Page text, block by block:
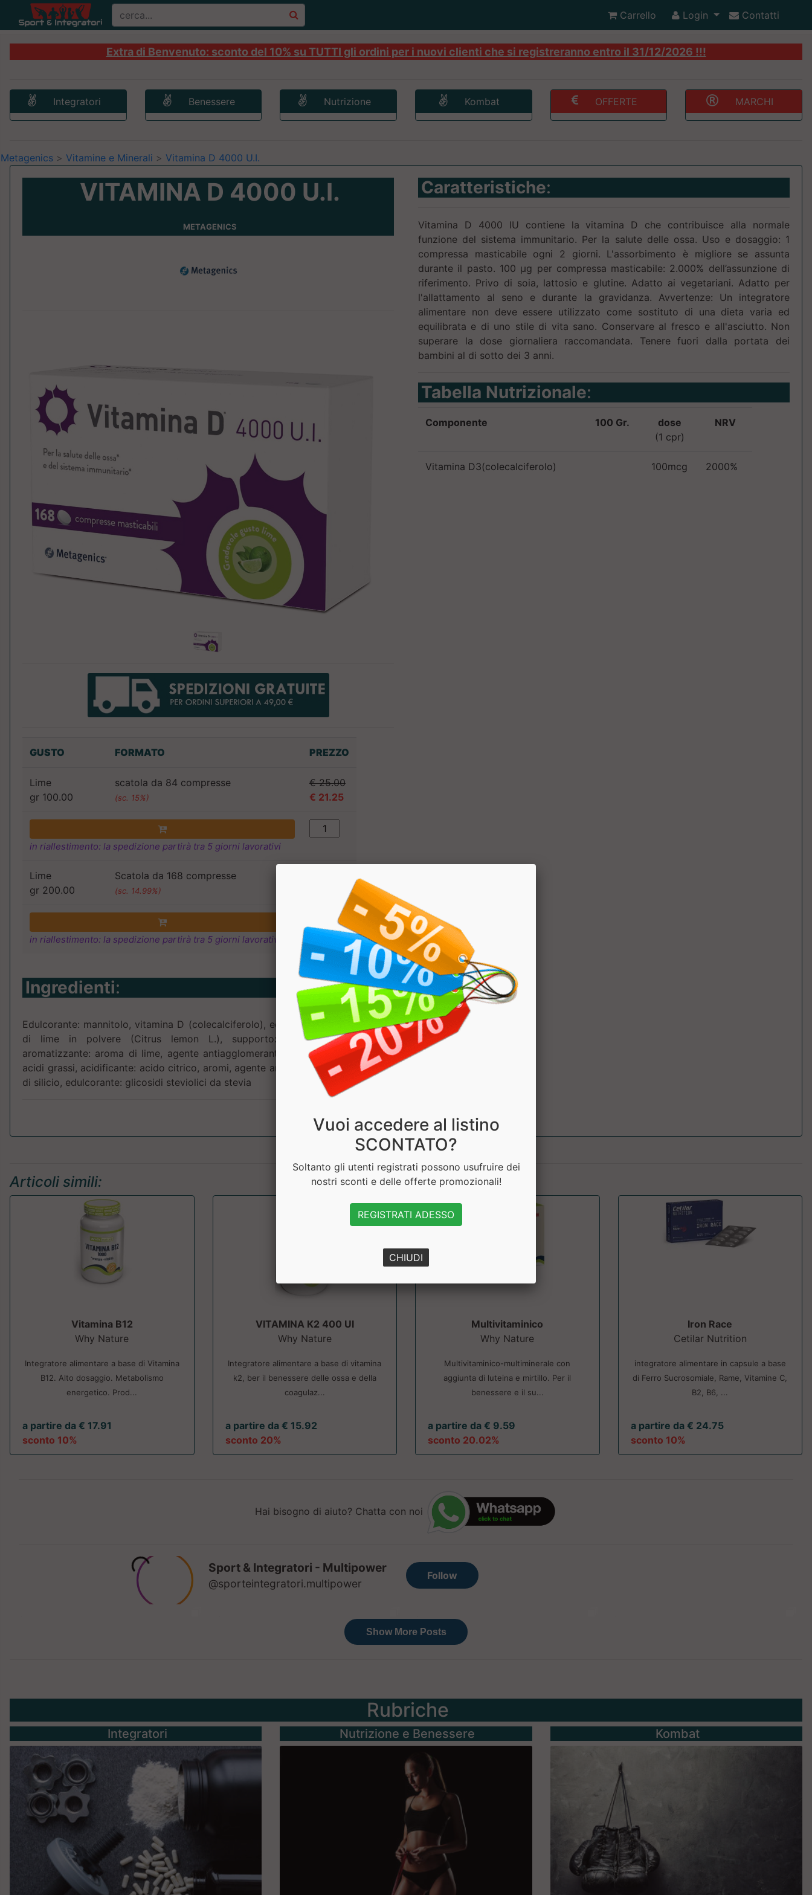
Carrello Login Contatti
Extra di Benvenuto: sconto del 10% su TUTTI gli ordini per i nuovi clienti che si registreranno entro il 31/12/2026 !!!
Integratori Benessere Nutrizione Kombat OFFERTE MARCHI
Metagenics > Vitamine e Minerali > Vitamina D 4000 U.I.
VITAMINA D 4000 U.I.
METAGENICS
GUSTO FORMATO PREZZO
Lime
gr 100.00
scatola da 84 compresse
(sc. 15%)
€ 25.00
€ 21.25
in riallestimento: la spedizione partirà tra 5 giorni lavorativi
Lime
gr 200.00
Scatola da 168 compresse
(sc. 14.99%)
in riallestimento: la spedizione partirà tra 5 giorni lavorativi
Ingredienti:
Edulcorante: mannitolo, vitamina D (colecalciferolo), edulcorante: xilitolo, succo
di lime in polvere (Citrus lemon L.), supporto: idrossi-propil-cellulosa,
aromatizzante: aroma di lime, agente antiagglomerante: sali di magnesio degli
acidi grassi, acidificante: acido citrico, aromi, agente antiagglomerante: biossido
di silicio, edulcorante: glicosidi steviolici da stevia
Caratteristiche:
Vitamina D 4000 IU contiene la vitamina D che contribuisce alla normale
funzione del sistema immunitario. Per la salute delle ossa. Uso e dosaggio: 1
compressa masticabile ogni 2 giorni. L'assorbimento è migliore se assunta
durante il pasto. 100 μg per compressa masticabile: 2.000% dell’assunzione di
riferimento. Privo di soia, lattosio e glutine. Adatto ai vegetariani. Adatto per
l'allattamento al seno e durante la gravidanza. Avvertenze: Un integratore
alimentare non deve essere utilizzato come sostituto di una dieta varia ed
equilibrata e di uno stile di vita sano. Conservare al fresco e all'asciutto. Non
superare la dose giornaliera raccomandata. Tenere fuori dalla portata dei
bambini al di sotto dei 3 anni.
Tabella Nutrizionale:
Componente 100 Gr.
dose
(1 cpr)
NRV
Vitamina D3(colecalciferolo) 100mcg 2000%
Articoli simili:
Vitamina B12
Why Nature
Integratore alimentare a base di Vitamina
B12. Alto dosaggio. Metabolismo
energetico. Prod...
a partire da € 17.91
sconto 10%
VITAMINA K2 400 UI
Why Nature
Integratore alimentare a base di vitamina
k2, ber il benessere delle ossa e della
coagulaz...
a partire da € 15.92
sconto 20%
Multivitaminico
Why Nature
Multivitaminico-multiminerale con
aggiunta di luteina e mirtillo. Per il
benessere e il su...
a partire da € 9.59
sconto 20.02%
Iron Race
Cetilar Nutrition
integratore alimentare in capsule a base
di Ferro Sucrosomiale, Rame, Vitamine C,
B2, B6, ...
a partire da € 24.75
sconto 10%
Hai bisogno di aiuto? Chatta con noi
Rubriche
Integratori Nutrizione e Benessere Kombat
Vuoi accedere al listino
SCONTATO?
Soltanto gli utenti registrati possono usufruire dei
nostri sconti e delle offerte promozionali!
REGISTRATI ADESSO
CHIUDI